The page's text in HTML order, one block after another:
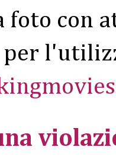
foto con
per